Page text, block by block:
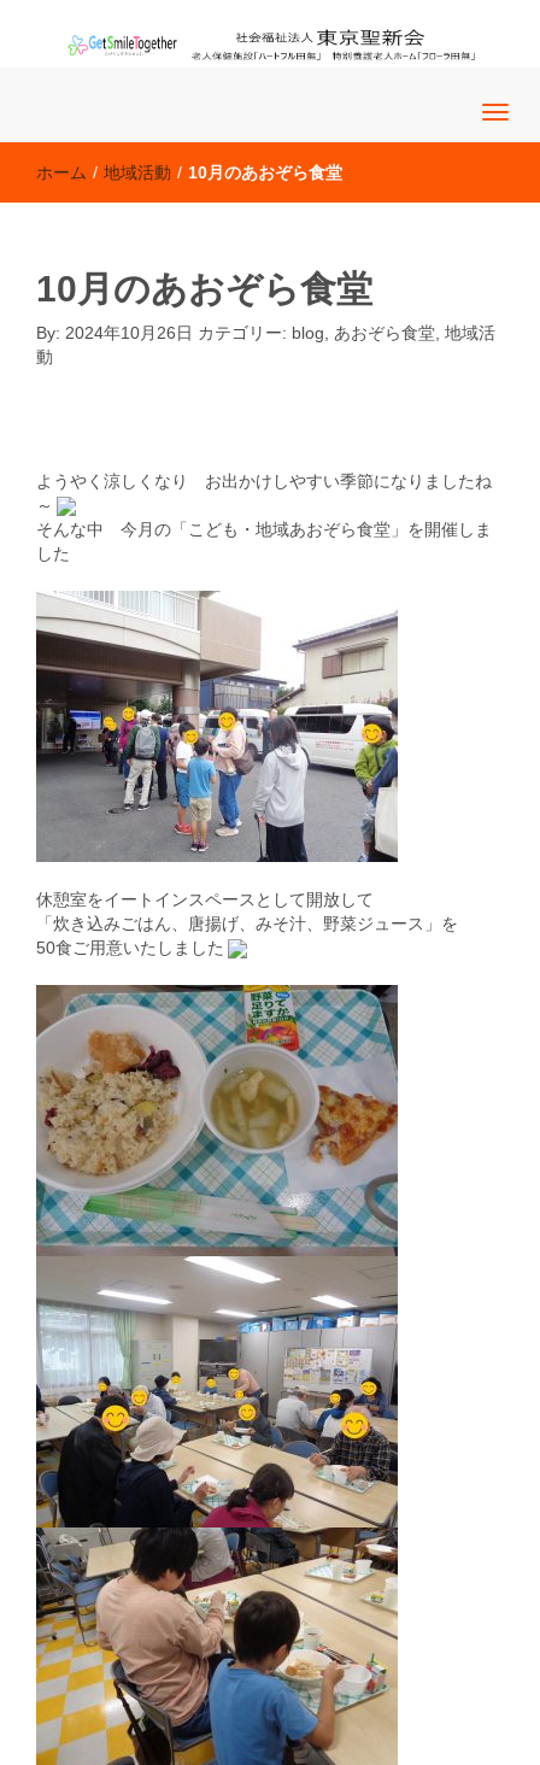
ホーム / 地域活動 / 10月のあおぞら食堂
10月のあおぞら食堂
By: 2024年10月26日 カテゴリー: blog あおぞら食堂 地域活
動
ようやく涼しくなり お出かけしやすい季節になりましたね
～
そんな中 今月の「こども・地域あおぞら食堂」を開催しま
した
休憩室をイートインスペースとして開放して
「炊き込みごはん、唐揚げ、みそ汁、野菜ジュース」を
50食ご用意いたしました